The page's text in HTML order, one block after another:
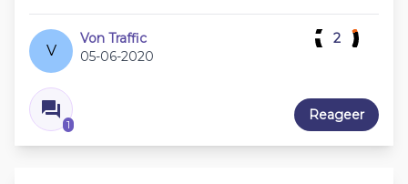
V
Von Traffic
05-06-2020
1
2
Reageer